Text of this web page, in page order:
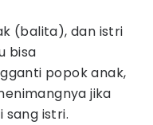
(balita), dan istri
bisa
popok anak,
jika
sang istri.